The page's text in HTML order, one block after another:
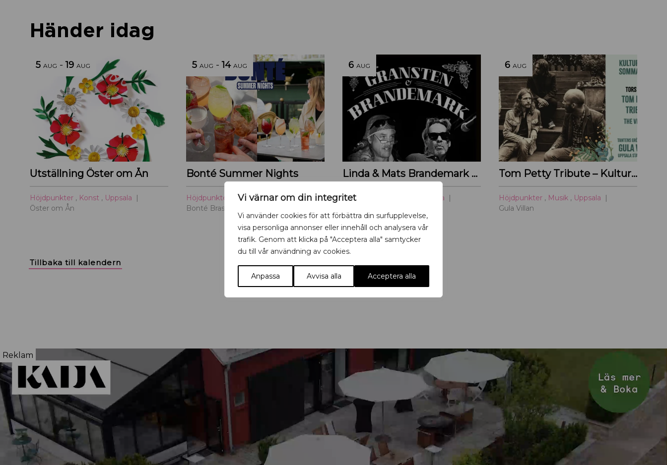
Vi värnar om din integritet
Vi använder cookies för att förbättra din surfupplevelse,
visa personliga annonser eller innehåll och analysera vår
trafik. Genom att klicka på "Acceptera alla" samtycker
du till vår användning av cookies.
Anpassa Avvisa alla Acceptera alla
Händer idag
5 AUG -19 AUG
Utställning Öster om Ån
Höjdpunkter , Konst , Uppsala
Öster om Ån
5 AUG -14 AUG
Bonté Summer Nights
Höjdpunkter Mat & dryck ,Uppsala
Bonté Brasserie & Bar
6 AUG
Linda & Mats Brandemark & Marc Gransten
Höjdpunkter
Uppsala
6 AUG
Tom Petty Tribute – Kulturoasens sommarscen 2026
Höjdpunkter , Musik , Uppsala
Gula Villan
Tillbaka till kalendern
Reklam